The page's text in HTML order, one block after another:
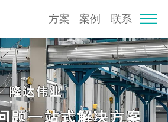
方案 案例 联系